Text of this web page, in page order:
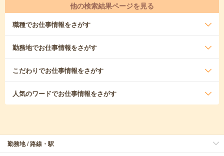
他の検索結果ページを見る
職種でお仕事情報をさがす
勤務地でお仕事情報をさがす
こだわりでお仕事情報をさがす
人気のワードでお仕事情報をさがす
勤務地 / 路線・駅